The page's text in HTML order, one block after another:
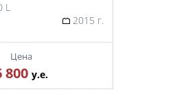
L
2015 г.
Цена
800 у.е.